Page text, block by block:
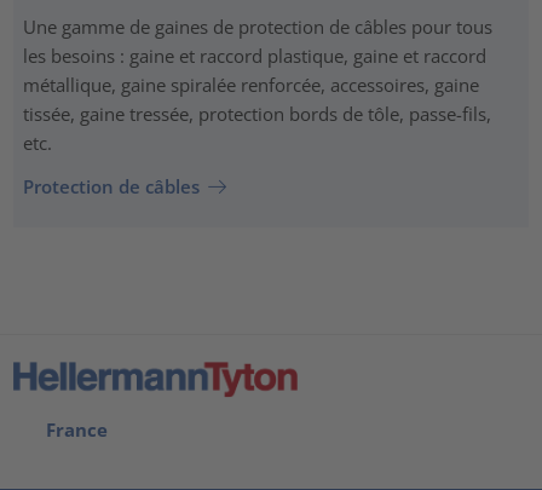
Une gamme de gaines de protection de câbles pour tous
les besoins : gaine et raccord plastique, gaine et raccord
métallique, gaine spiralée renforcée, accessoires, gaine
tissée, gaine tressée, protection bords de tôle, passe-fils,
etc.
Protection de câbles
France